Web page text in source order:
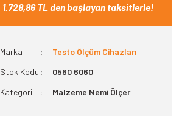
1.728,86 TL den başlayan taksitlerle!
Marka
Testo Ölçüm Cihazları
Stok Kodu
0560 6060
Kategori
Malzeme Nemi Ölçer